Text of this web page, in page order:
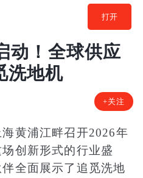
打开
动！全球供应
洗地机
+关注
黄浦江畔召开2026年
创新形式的行业盛
全面展示了追觅洗地